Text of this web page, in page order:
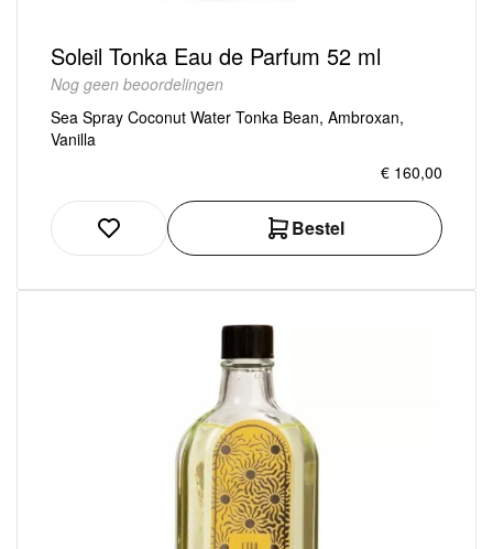
Soleil Tonka Eau de Parfum 52 ml
Nog geen beoordelingen
Sea Spray Coconut Water Tonka Bean, Ambroxan,
Vanilla
€ 160,00
Bestel